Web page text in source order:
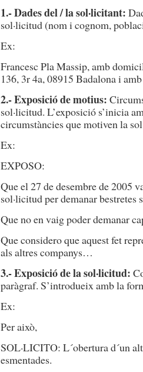
1.- Dades del / la sol·licitant:
sol·licitud (nom i cognom,
Ex:
Francesc Pla Massip, amb
136, 3r 4a, 08915 Badalona i
2.- Exposició de motius:
sol·licitud. L’exposició s’inicia
circumstàncies que motiven la
Ex:
EXPOSO:
Que el 27 de desembre de 2005
sol·licitud per demanar
Que no en vaig poder demanar
Que considero que aquest fet
als altres companys…
3.- Exposició de la sol·licitud:
paràgraf. S’introdueix amb la
Ex:
Per això,
SOL·LICITO: L´obertura d´un
esmentades.